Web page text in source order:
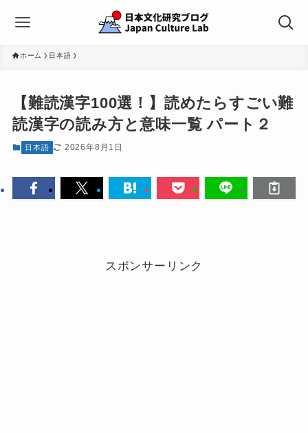
ホーム 日本語
【難読漢字100選！】読めたらすごい難
読漢字の読み方と意味一覧 パート２
日本語 2026年8月1日
スポンサーリンク